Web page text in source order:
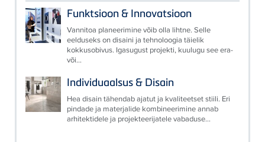
Funktsioon & Innovatsioon
Vannitoa planeerimine võib olla lihtne. Selle
eelduseks on disaini ja tehnoloogia täielik
kokkusobivus. Igasugust projekti, kuulugu see era-
või...
Individuaalsus & Disain
Hea disain tähendab ajatut ja kvaliteetset stiili. Eri
pindade ja materjalide kombineerimine annab
arhitektidele ja projekteerijatele vabaduse...